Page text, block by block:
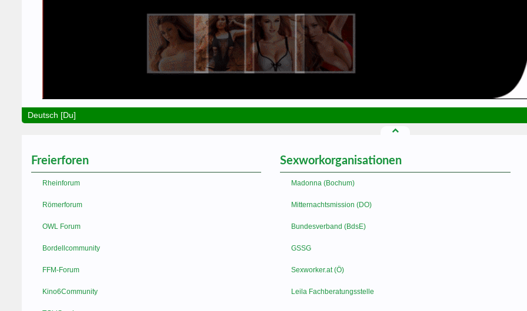
Deutsch [Du]
Freierforen
Rheinforum
Römerforum
OWL Forum
Bordellcommunity
FFM-Forum
Kino6Community
Sexworkorganisationen
Madonna (Bochum)
Mitternachtsmission (DO)
Bundesverband (BdsE)
GSSG
Sexworker.at (Ö)
Leila Fachberatungsstelle